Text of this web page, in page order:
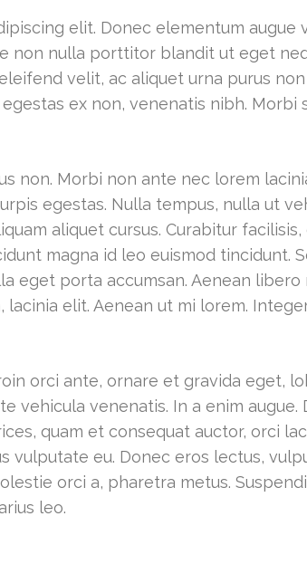
elit. Donec elementum augue
non nulla porttitor blandit ut eget
velit, ac aliquet urna purus
ex non, venenatis nibh.
non. Morbi non ante nec lorem
egestas. Nulla tempus, nulla ut
aliquet cursus. Curabitur
magna id leo euismod tincidunt.
eget porta accumsan. Aenean
elit. Aenean ut mi lorem.
orci ante, ornare et gravida eget,
vehicula venenatis. In a enim
quam et consequat auctor, orci
vulputate eu. Donec eros lectus,
orci a, pharetra metus.
leo.